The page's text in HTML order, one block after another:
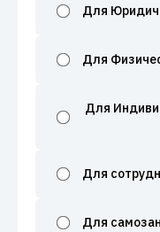
Для
Для
Для
Для
Для